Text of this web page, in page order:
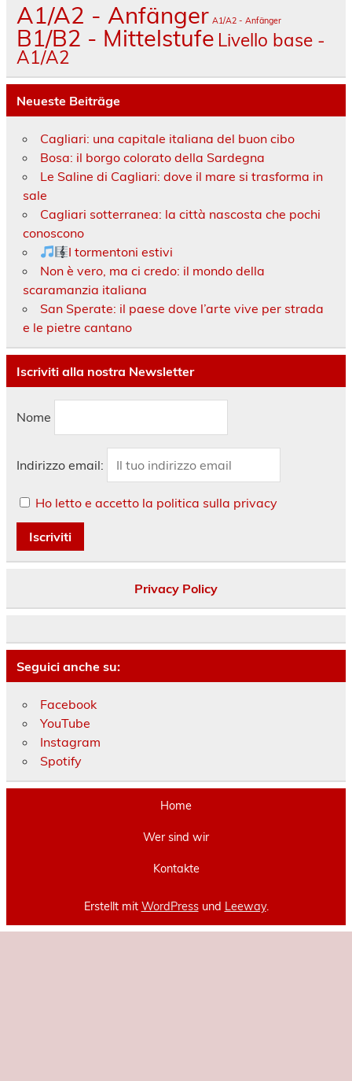
A1/A2 - Anfänger A1/A2 - Anfänger
B1/B2 - Mittelstufe Livello base -
A1/A2
Neueste Beiträge
Cagliari: una capitale italiana del buon cibo
Bosa: il borgo colorato della Sardegna
Le Saline di Cagliari: dove il mare si trasforma in
sale
Cagliari sotterranea: la città nascosta che pochi
conoscono
I tormentoni estivi
Non è vero, ma ci credo: il mondo della
scaramanzia italiana
San Sperate: il paese dove l’arte vive per strada
e le pietre cantano
Iscriviti alla nostra Newsletter
Nome
Indirizzo email:
Ho letto e accetto la politica sulla privacy
Privacy Policy
Seguici anche su:
Facebook
YouTube
Instagram
Spotify
Home
Wer sind wir
Kontakte
Erstellt mit WordPressund Leeway.